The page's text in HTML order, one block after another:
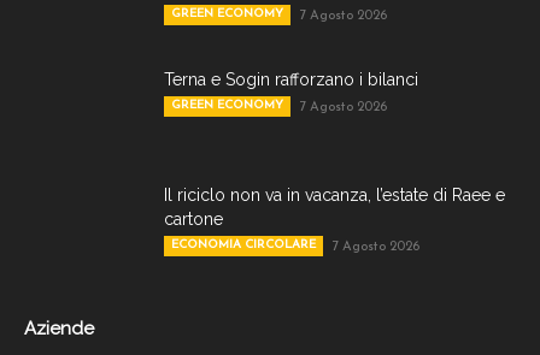
GREEN ECONOMY 7 Agosto 2026
Terna e Sogin rafforzano i bilanci
GREEN ECONOMY 7 Agosto 2026
Il riciclo non va in vacanza, l’estate di Raee e
cartone
ECONOMIA CIRCOLARE 7 Agosto 2026
Aziende